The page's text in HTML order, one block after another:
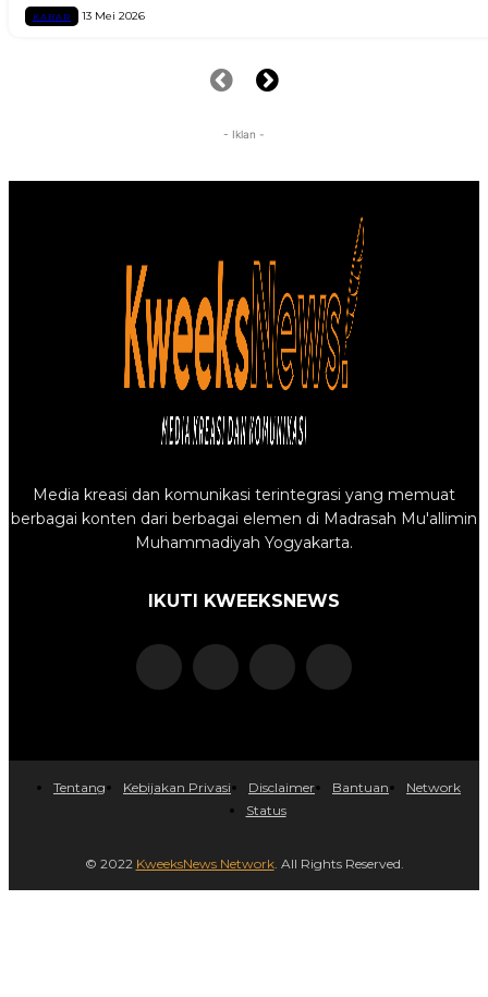
KABAR 13 Mei 2026
- Iklan -
Media kreasi dan komunikasi terintegrasi yang memuat
berbagai konten dari berbagai elemen di Madrasah Mu'allimin
Muhammadiyah Yogyakarta.
IKUTI KWEEKSNEWS
© 2022 KweeksNews Network. All Rights Reserved.
Tentang Kebijakan Privasi Disclaimer Bantuan
Network
Status